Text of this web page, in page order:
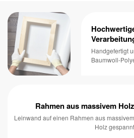
Handgefertigt
Baumwoll-
Rahmen aus massivem Holz
Leinwand auf einen Rahmen aus massivem
Holz gespannt